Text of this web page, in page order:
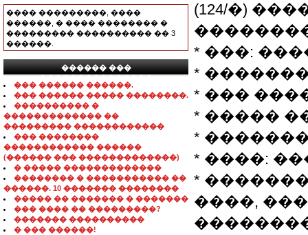
���� ���������, ����
������, � ���� �������� �
��������� ���������� �� 3
������.
������ ���
���������������
��� ������ ������.
��� ������ ����� ��������.
���������� �
������������� ��
��������� ������������
��� ��������
������������ ������
(������ ��� �������������)
� ����� �������������
�������� � ����������� ��
������. 10 ������� ��������
����� �� ������� � �������
��� ���� �� ���������?
������� ����������
� ��� ������!
(124/�)
* ���:
*
* ���
* �����
*
* ����:
*
����,
��������